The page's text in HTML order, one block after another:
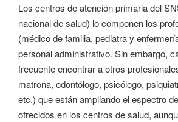
Los centros de atención primaria del
nacional de salud) lo componen los
(médico de familia, pediatra y
personal administrativo. Sin embargo,
frecuente encontrar a otros
matrona, odontólogo, psicólogo,
etc.) que están ampliando el espectro
ofrecidos en los centros de salud,